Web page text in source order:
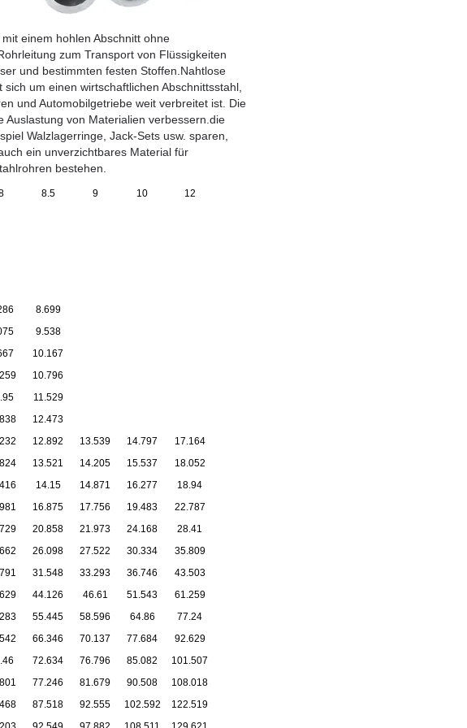
einem hohlen Abschnitt ohne
zum Transport von Flüssigkeiten
und bestimmten festen Stoffen.Nahtlose
um einen wirtschaftlichen Abschnittsstahl,
und Automobilgetriebe weit verbreitet ist. Die
von Materialien verbessern.die
Walzlagerringe, Jack-Sets usw. sparen,
ein unverzichtbares Material für
bestehen.
8.5 9 10 12
8.699
9.538
10.167
10.796
11.529
12.473
12.892 13.539 14.797
17.164
13.521 14.205 15.537
18.052
14.15 14.871 16.277
18.94
16.875 17.756 19.483
22.787
20.858 21.973 24.168
28.41
26.098 27.522 30.334
35.809
31.548 33.293 36.746
43.503
44.126 46.61 51.543
61.259
55.445 58.596 64.86
77.24
66.346 70.137 77.684
92.629
72.634 76.796 85.082
101.507
77.246 81.679 90.508
108.018
87.518 92.555 102.592
122.519